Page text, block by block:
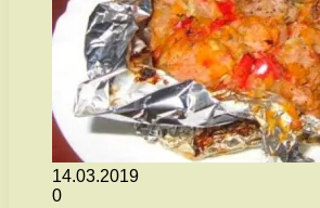
14.03.2019
0